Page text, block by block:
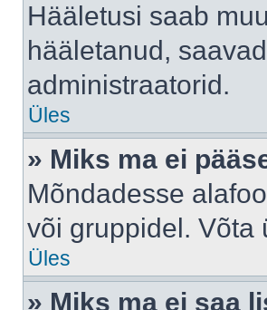
Hääletusi saab
hääletanud,
administraatorid.
Üles
» Miks ma ei
Mõndadesse
või gruppidel. Võta
Üles
» Miks ma ei saa